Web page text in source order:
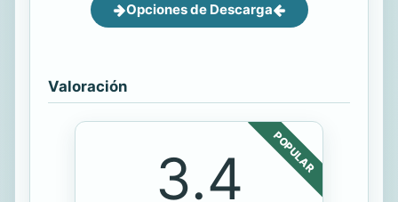
Opciones de Descarga
Valoración
POPULAR
3.4